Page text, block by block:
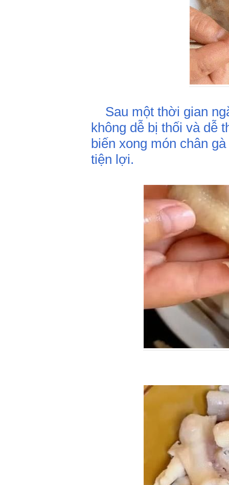
Sau một thời gian
không dễ bị thối và dễ
biến xong món chân
tiện lợi.